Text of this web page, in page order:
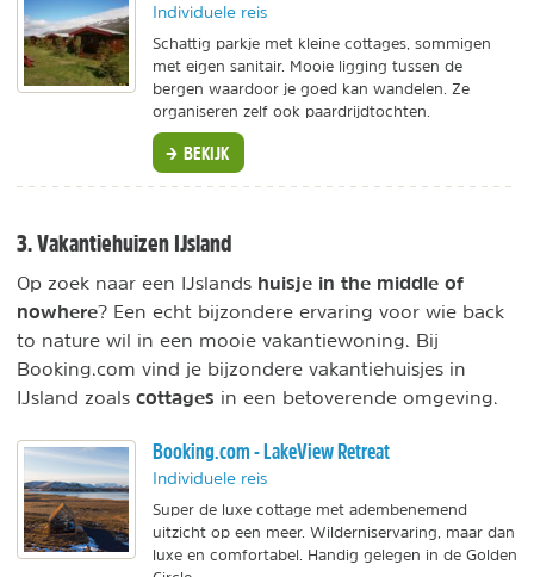
Individuele reis
Schattig parkje met kleine cottages, sommigen
met eigen sanitair. Mooie ligging tussen de
bergen waardoor je goed kan wandelen. Ze
organiseren zelf ook paardrijdtochten.
BEKIJK
3. Vakantiehuizen IJsland
Op zoek naar een IJslands huisje in the middle of
nowhere? Een echt bijzondere ervaring voor wie back
to nature wil in een mooie vakantiewoning. Bij
Booking.com vind je bijzondere vakantiehuisjes in
IJsland zoals cottages in een betoverende omgeving.
Booking.com - LakeView Retreat
Individuele reis
Super de luxe cottage met adembenemend
uitzicht op een meer. Wilderniservaring, maar dan
luxe en comfortabel. Handig gelegen in de Golden